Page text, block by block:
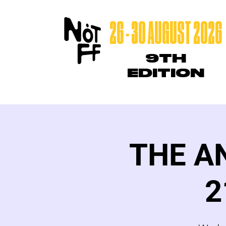
26 - 30 AUGUST 2026
9TH
EDITION
THE